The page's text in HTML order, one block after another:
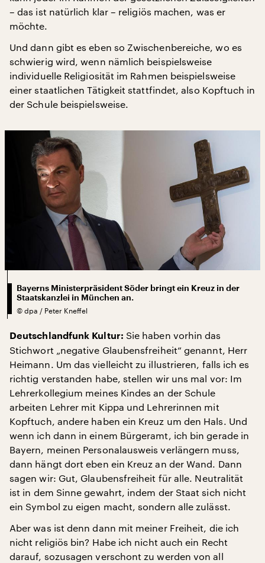
– das ist natürlich klar – religiös machen, was er
möchte.
Und dann gibt es eben so Zwischenbereiche, wo es
schwierig wird, wenn nämlich beispielsweise
individuelle Religiosität im Rahmen beispielsweise
einer staatlichen Tätigkeit stattfindet, also Kopftuch in
der Schule beispielsweise.
Bayerns Ministerpräsident Söder bringt ein Kreuz in der
Staatskanzlei in München an.
© dpa / Peter Kneffel
Deutschlandfunk Kultur: Sie haben vorhin das
Stichwort „negative Glaubensfreiheit“ genannt, Herr
Heimann. Um das vielleicht zu illustrieren, falls ich es
richtig verstanden habe, stellen wir uns mal vor: Im
Lehrerkollegium meines Kindes an der Schule
arbeiten Lehrer mit Kippa und Lehrerinnen mit
Kopftuch, andere haben ein Kreuz um den Hals. Und
wenn ich dann in einem Bürgeramt, ich bin gerade in
Bayern, meinen Personalausweis verlängern muss,
dann hängt dort eben ein Kreuz an der Wand. Dann
sagen wir: Gut, Glaubensfreiheit für alle. Neutralität
ist in dem Sinne gewahrt, indem der Staat sich nicht
ein Symbol zu eigen macht, sondern alle zulässt.
Aber was ist denn dann mit meiner Freiheit, die ich
nicht religiös bin? Habe ich nicht auch ein Recht
darauf, sozusagen verschont zu werden von all